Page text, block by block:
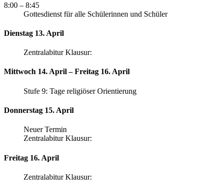
8:00 – 8:45
Gottesdienst für alle Schülerinnen und Schüler
Dienstag 13. April
Zentralabitur Klausur:
Mittwoch 14. April – Freitag 16. April
Stufe 9: Tage religiöser Orientierung
Donnerstag 15. April
Neuer Termin
Zentralabitur Klausur:
Freitag 16. April
Zentralabitur Klausur: